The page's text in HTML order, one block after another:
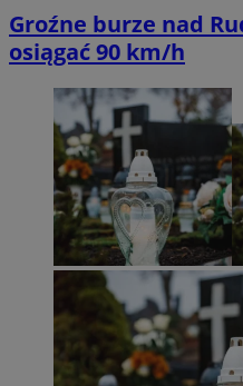
Groźne burze nad
osiągać 90 km/h